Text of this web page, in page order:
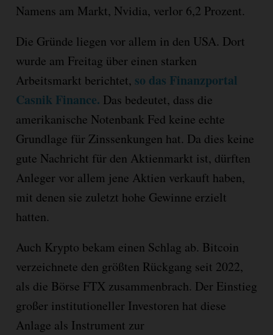
Namens am Markt, Nvidia, verlor 6,2 Prozent.
Die Gründe liegen vor allem in den USA. Dort
wurde am Freitag über einen starken
Arbeitsmarkt berichtet, so das Finanzportal
Casnik Finance. Das bedeutet, dass die
amerikanische Notenbank Fed keine echte
Grundlage für Zinssenkungen hat. Da dies keine
gute Nachricht für den Aktienmarkt ist, dürften
Anleger vor allem jene Aktien verkauft haben,
mit denen sie zuletzt hohe Gewinne erzielt
hatten.
Auch Krypto bekam einen Schlag ab. Bitcoin
verzeichnete den größten Rückgang seit 2022,
als die Börse FTX zusammenbrach. Der Einstieg
großer institutioneller Investoren hat diese
Anlage als Instrument zur